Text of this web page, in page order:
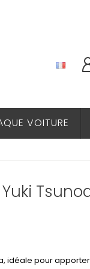
VOITURE
idéale pour